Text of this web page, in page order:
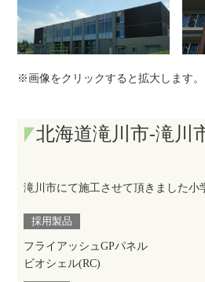
※画像をクリックすると拡大します。
北海道滝川市-滝川
滝川市にて施工させて頂きました小
採用製品
フライアッシュGPパネル
ビオシェル(RC)